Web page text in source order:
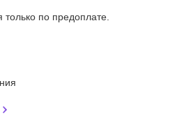
только по предоплате.